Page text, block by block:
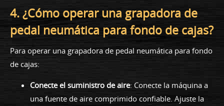
4. ¿Cómo operar una grapadora de
pedal neumática para fondo de cajas?
Para operar una grapadora de pedal neumática para fondo
de cajas:
Conecte el suministro de aire: Conecte la máquina a
una fuente de aire comprimido confiable. Ajuste la